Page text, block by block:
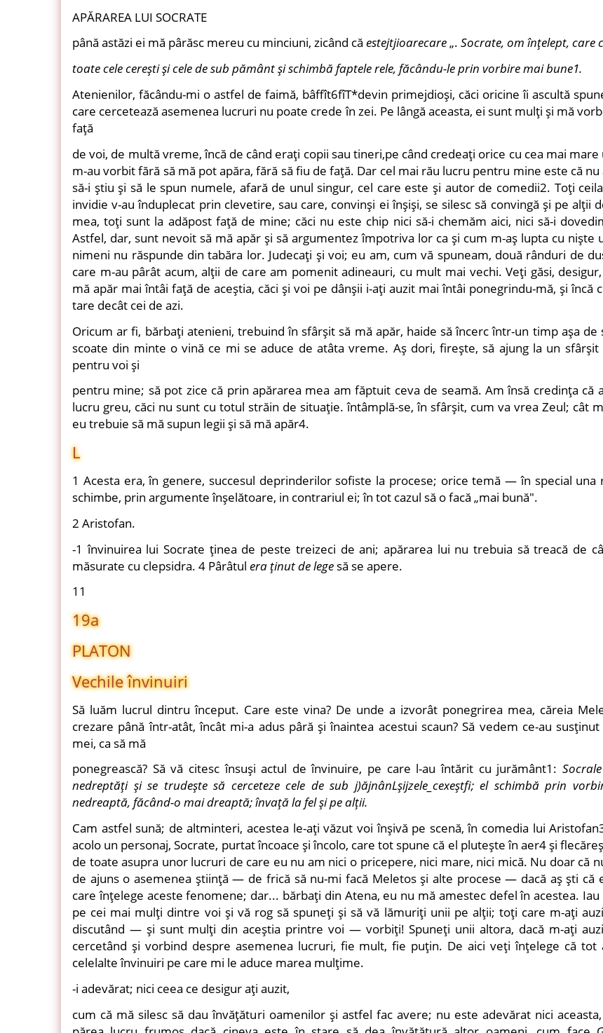
APĂRAREA LUI SOCRATE
până astăzi ei mă pârăsc mereu cu minciuni, zicând că estejtjioarecare„. Socrate, om înţelept, care
toate cele cereşti şi cele de sub pământ şi schimbă faptele rele, făcându-le prin vorbire mai bune1.
Atenienilor, făcându-mi o astfel de faimă, bâffît6fîT*devin primejdioşi, căci oricine îi ascultă
care cercetează asemenea lucruri nu poate crede în zei. Pe lângă aceasta, ei sunt mulţi şi mă
faţă
de voi, de multă vreme, încă de când eraţi copii sau tineri,pe când credeaţi orice cu cea mai mare
m-au vorbit fără să mă pot apăra, fără să fiu de faţă. Dar cel mai rău lucru pentru mine este că
să-i ştiu şi să le spun numele, afară de unul singur, cel care este şi autor de comedii2. Toţi
invidie v-au înduplecat prin clevetire, sau care, convinşi ei înşişi, se silesc să convingă şi pe alţii
mea, toţi sunt la adăpost faţă de mine; căci nu este chip nici să-i chemăm aici, nici să-i
Astfel, dar, sunt nevoit să mă apăr şi să argumentez împotriva lor ca şi cum m-aş lupta cu nişte
nimeni nu răspunde din tabăra lor. Judecaţi şi voi; eu am, cum vă spuneam, două rânduri de
care m-au pârât acum, alţii de care am pomenit adineauri, cu mult mai vechi. Veţi găsi,
mă apăr mai întâi faţă de aceştia, căci şi voi pe dânşii i-aţi auzit mai întâi ponegrindu-mă, şi încă
tare decât cei de azi.
Oricum ar fi, bărbaţi atenieni, trebuind în sfârşit să mă apăr, haide să încerc într-un timp aşa de
scoate din minte o vină ce mi se aduce de atâta vreme. Aş dori, fireşte, să ajung la un
pentru voi şi
pentru mine; să pot zice că prin apărarea mea am făptuit ceva de seamă. Am însă credinţa că
lucru greu, căci nu sunt cu totul străin de situaţie. întâmplă-se, în sfârşit, cum va vrea Zeul; cât
eu trebuie să mă supun legii şi să mă apăr4.
L
1 Acesta era, în genere, succesul deprinderilor sofiste la procese; orice temă — în special
schimbe, prin argumente înşelătoare, in contrariul ei; în tot cazul să o facă „mai bună".
2 Aristofan.
-1 învinuirea lui Socrate ţinea de peste treizeci de ani; apărarea lui nu trebuia să treacă de
măsurate cu clepsidra. 4 Pârâtul eraţinut de lege să se apere.
11
19a
PLATON
Vechile învinuiri
Să luăm lucrul dintru început. Care este vina? De unde a izvorât ponegrirea mea, căreia
crezare până într-atât, încât mi-a adus pâră şi înaintea acestui scaun? Să vedem ce-au
mei, ca să mă
ponegrească? Să vă citesc însuşi actul de învinuire, pe care l-au întărit cu jurământ1:
nedreptăţi şi se trudeşte să cerceteze cele de sub j)ăjnânLşijzele_cexeştfi; el schimbă prin
nedreaptă, făcând-o mai dreaptă; învaţă la fel şi pe alţii.
Cam astfel sună; de altminteri, acestea le-aţi văzut voi înşivă pe scenă, în comedia lui
acolo un personaj, Socrate, purtat încoace şi încolo, care tot spune că el pluteşte în aer4 şi
de toate asupra unor lucruri de care eu nu am nici o pricepere, nici mare, nici mică. Nu doar că
de ajuns o asemenea ştiinţă — de frică să nu-mi facă Meletos şi alte procese — dacă aş şti că
care înţelege aceste fenomene; dar... bărbaţi din Atena, eu nu mă amestec defel în acestea.
pe cei mai mulţi dintre voi şi vă rog să spuneţi şi să vă lămuriţi unii pe alţii; toţi care m-aţi
discutând — şi sunt mulţi din aceştia printre voi — vorbiţi! Spuneţi unii altora, dacă m-aţi
cercetând şi vorbind despre asemenea lucruri, fie mult, fie puţin. De aici veţi înţelege că tot
celelalte învinuiri pe care mi le aduce marea mulţime.
-i adevărat; nici ceea ce desigur aţi auzit,
cum că mă silesc să dau învăţături oamenilor şi astfel fac avere; nu este adevărat nici